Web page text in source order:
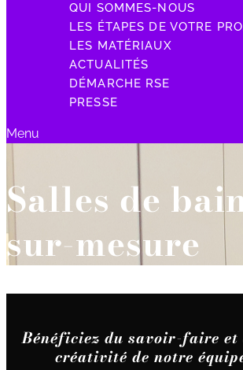
QUI SOMMES-NOUS
LES ÉTAPES DE VOTRE
LES MATÉRIAUX
ACTUALITÉS
DÉMARCHE RSE
PRESSE
Menu
Salles de
sur-mesure
Bénéficiez du savoir-faire et
créativité de notre